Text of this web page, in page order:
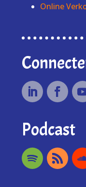
Online
Podcast